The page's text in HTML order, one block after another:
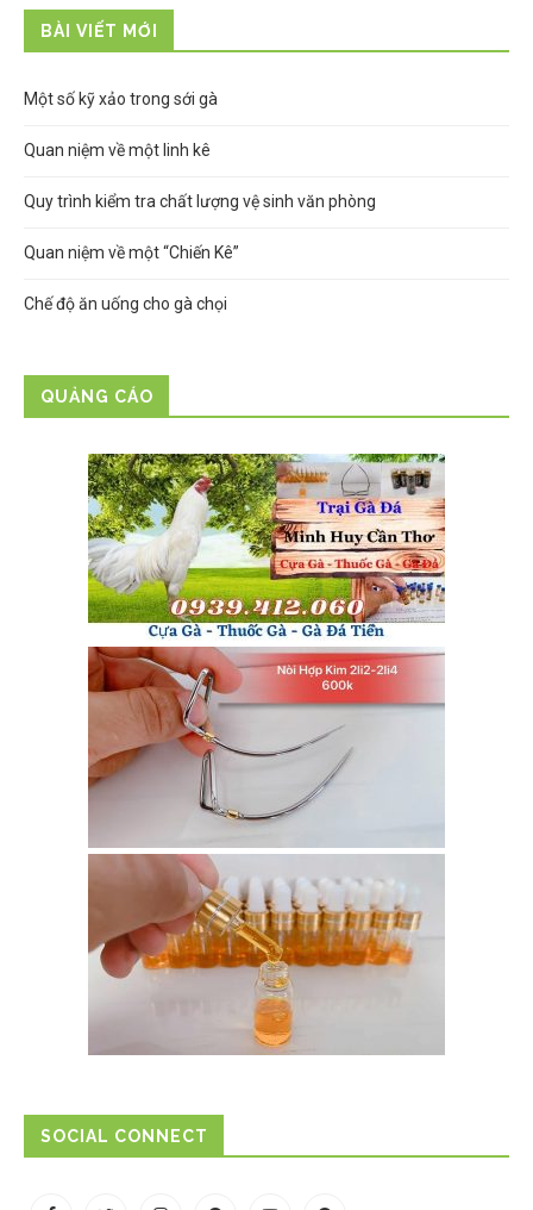
BÀI VIẾT MỚI
Một số kỹ xảo trong sới gà
Quan niệm về một linh kê
Quy trình kiểm tra chất lượng vệ sinh văn phòng
Quan niệm về một “Chiến Kê”
Chế độ ăn uống cho gà chọi
QUẢNG CÁO
SOCIAL CONNECT